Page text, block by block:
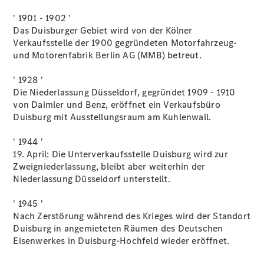
elektrisch
EQV -
elektrisch
Marco Polo
V-Klasse
Marco Polo
Reisemobile
Junge
Sterne
' 1901 - 1902 '
Das Duisburger Gebiet wird von der Kölner
Verkaufsstelle der 1900 gegründeten Motorfahrzeug-
und Motorenfabrik Berlin AG (MMB) betreut.
' 1928 '
Die Niederlassung Düsseldorf, gegründet 1909 - 1910
von Daimler und Benz, eröffnet ein Verkaufsbüro
Duisburg mit Ausstellungsraum am Kuhlenwall.
' 1944 '
19. April: Die Unterverkaufsstelle Duisburg wird zur
Zweigniederlassung, bleibt aber weiterhin der
Niederlassung Düsseldorf unterstellt.
' 1945 '
Nach Zerstörung während des Krieges wird der Standort
Duisburg in angemieteten Räumen des Deutschen
Eisenwerkes in Duisburg-Hochfeld wieder eröffnet.